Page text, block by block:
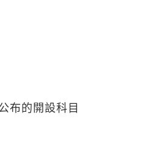
布的開設科目